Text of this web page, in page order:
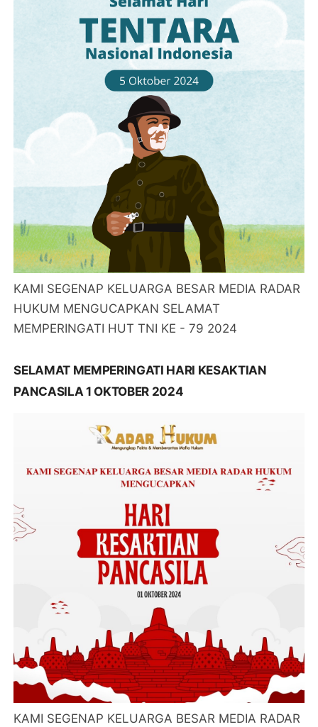
KAMI SEGENAP KELUARGA BESAR MEDIA RADAR
HUKUM MENGUCAPKAN SELAMAT
MEMPERINGATI HUT TNI KE - 79 2024
SELAMAT MEMPERINGATI HARI KESAKTIAN
PANCASILA 1 OKTOBER 2024
KAMI SEGENAP KELUARGA BESAR MEDIA RADAR